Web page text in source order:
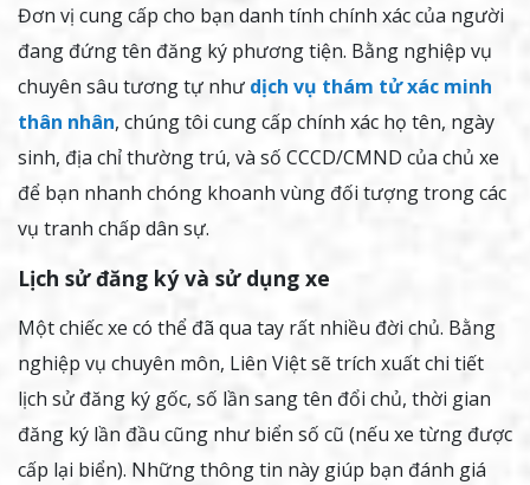
Đơn vị cung cấp cho bạn danh tính chính xác của người
đang đứng tên đăng ký phương tiện. Bằng nghiệp vụ
chuyên sâu tương tự như dịch vụ thám tử xác minh
thân nhân, chúng tôi cung cấp chính xác họ tên, ngày
sinh, địa chỉ thường trú, và số CCCD/CMND của chủ xe
để bạn nhanh chóng khoanh vùng đối tượng trong các
vụ tranh chấp dân sự.
Lịch sử đăng ký và sử dụng xe
Một chiếc xe có thể đã qua tay rất nhiều đời chủ. Bằng
nghiệp vụ chuyên môn, Liên Việt sẽ trích xuất chi tiết
lịch sử đăng ký gốc, số lần sang tên đổi chủ, thời gian
đăng ký lần đầu cũng như biển số cũ (nếu xe từng được
cấp lại biển). Những thông tin này giúp bạn đánh giá